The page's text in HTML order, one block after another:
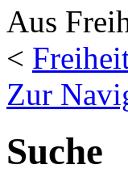
Aus
<
Zur
Suche